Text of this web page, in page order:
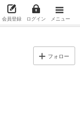
会員登録 ログイン メニュー
フォロー